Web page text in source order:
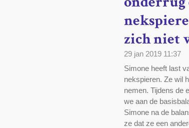
zich niet
29 jan 2019 11:37
Simone heeft last
nekspieren. Ze wil
nemen. Tijdens de
we aan de
Simone na de
ze dat ze een